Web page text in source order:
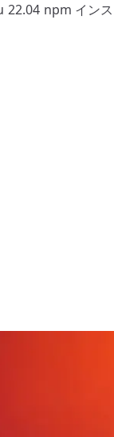
22.04 npm イン